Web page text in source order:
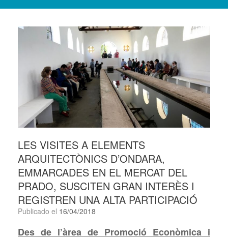
LES VISITES A ELEMENTS
ARQUITECTÒNICS D’ONDARA,
EMMARCADES EN EL MERCAT DEL
PRADO, SUSCITEN GRAN INTERÈS I
REGISTREN UNA ALTA PARTICIPACIÓ
Publicado el 16/04/2018
Des de l’àrea de Promoció Econòmica i